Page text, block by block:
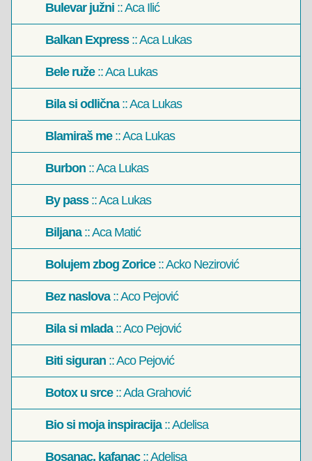
Bulevar južni :: Aca Ilić
Balkan Express:: Aca Lukas
Bele ruže:: Aca Lukas
Bila si odlična:: Aca Lukas
Blamiraš me:: Aca Lukas
Burbon :: Aca Lukas
By pass:: Aca Lukas
Biljana:: Aca Matić
Bolujem zbog Zorice:: Acko Nezirović
Bez naslova:: Aco Pejović
Bila si mlada:: Aco Pejović
Biti siguran :: Aco Pejović
Botox u srce:: Ada Grahović
Bio si moja inspiracija:: Adelisa
Bosanac, kafanac:: Adelisa